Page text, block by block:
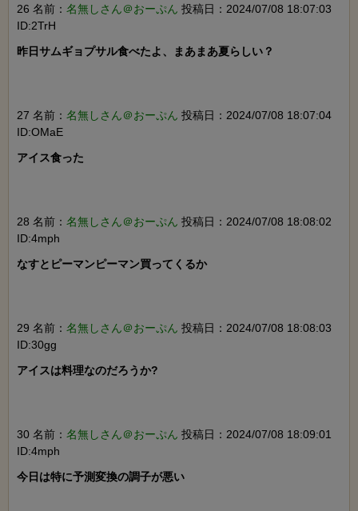
26 名前： 名無しさん＠おーぷん 投稿日：2024/07/08 18:07:03
ID:2TrH
昨日サムギョプサル食べたよ、まあまあ夏らしい？
27 名前： 名無しさん＠おーぷん 投稿日：2024/07/08 18:07:04
ID:OMaE
アイス食った
28 名前： 名無しさん＠おーぷん 投稿日：2024/07/08 18:08:02
ID:4mph
なすとピーマンピーマン買ってくるか
29 名前： 名無しさん＠おーぷん 投稿日：2024/07/08 18:08:03
ID:30gg
アイスは料理なのだろうか?
30 名前： 名無しさん＠おーぷん 投稿日：2024/07/08 18:09:01
ID:4mph
今日は特に予測変換の調子が悪い